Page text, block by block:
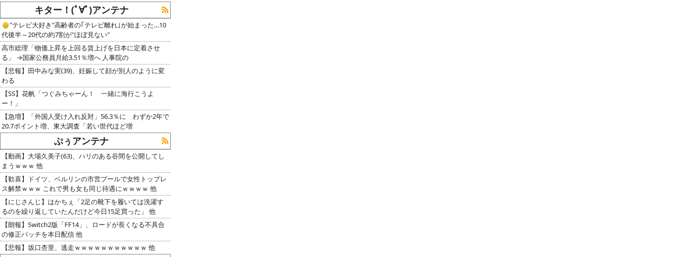
キター！(ﾟ∀ﾟ)アンテナ
👴"テレビ大好き"高齢者の｢テレビ離れ｣が始まった…10
代後半～20代の約7割が"ほぼ見ない"
高市総理「物価上昇を上回る賃上げを日本に定着させ
る」 →国家公務員月給3.51％増へ 人事院の
【悲報】田中みな実(39)、妊娠して顔が別人のように変
わる
【SS】花帆「つぐみちゃーん！ 一緒に海行こうよ
ー！」
【急増】「外国人受け入れ反対」56.3％に わずか2年で
20.7ポイント増、東大調査「若い世代ほど増
ぷぅアンテナ
【動画】大場久美子(63)、ハリのある谷間を公開してし
まうｗｗｗ 他
【歓喜】ドイツ、ベルリンの市営プールで女性トップレ
ス解禁ｗｗｗ これで男も女も同じ待遇にｗｗｗｗ 他
【にじさんじ】はかちぇ「2足の靴下を履いては洗濯す
るのを繰り返していたんだけど今日15足買った」 他
【朗報】Switch2版「FF14」、ロードが長くなる不具合
の修正パッチを本日配信 他
【悲報】坂口杏里、逃走ｗｗｗｗｗｗｗｗｗｗｗ 他